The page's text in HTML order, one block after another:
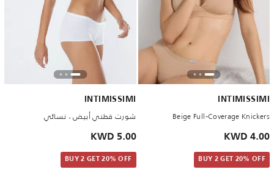
INTIMISSIMI
Beige Full-Coverage Knickers
4.00 KWD
BUY 2 GET 20% OFF
INTIMISSIMI
شورت قطني أبيض ، نسائي
5.00 KWD
BUY 2 GET 20% OFF